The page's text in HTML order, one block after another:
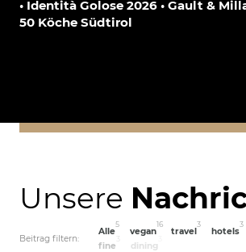
• Identità Golose 2026 • Gault &
50 Köche Südtirol
Unsere
Beitrag filtern:
Alle
5
vegan
16
travel
3
hotels
3
fine
3
dining